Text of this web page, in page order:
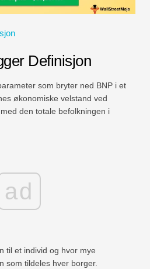
Definisjon
som bryter ned BNP i et
økonomiske velstand ved
den totale befolkningen i
ad
til et individ og hvor mye
som tildeles hver borger.